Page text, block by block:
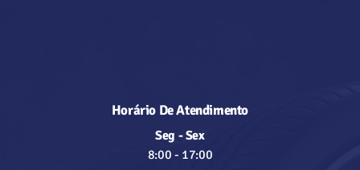
Horário De Atendimento
Seg - Sex
8:00 - 17:00